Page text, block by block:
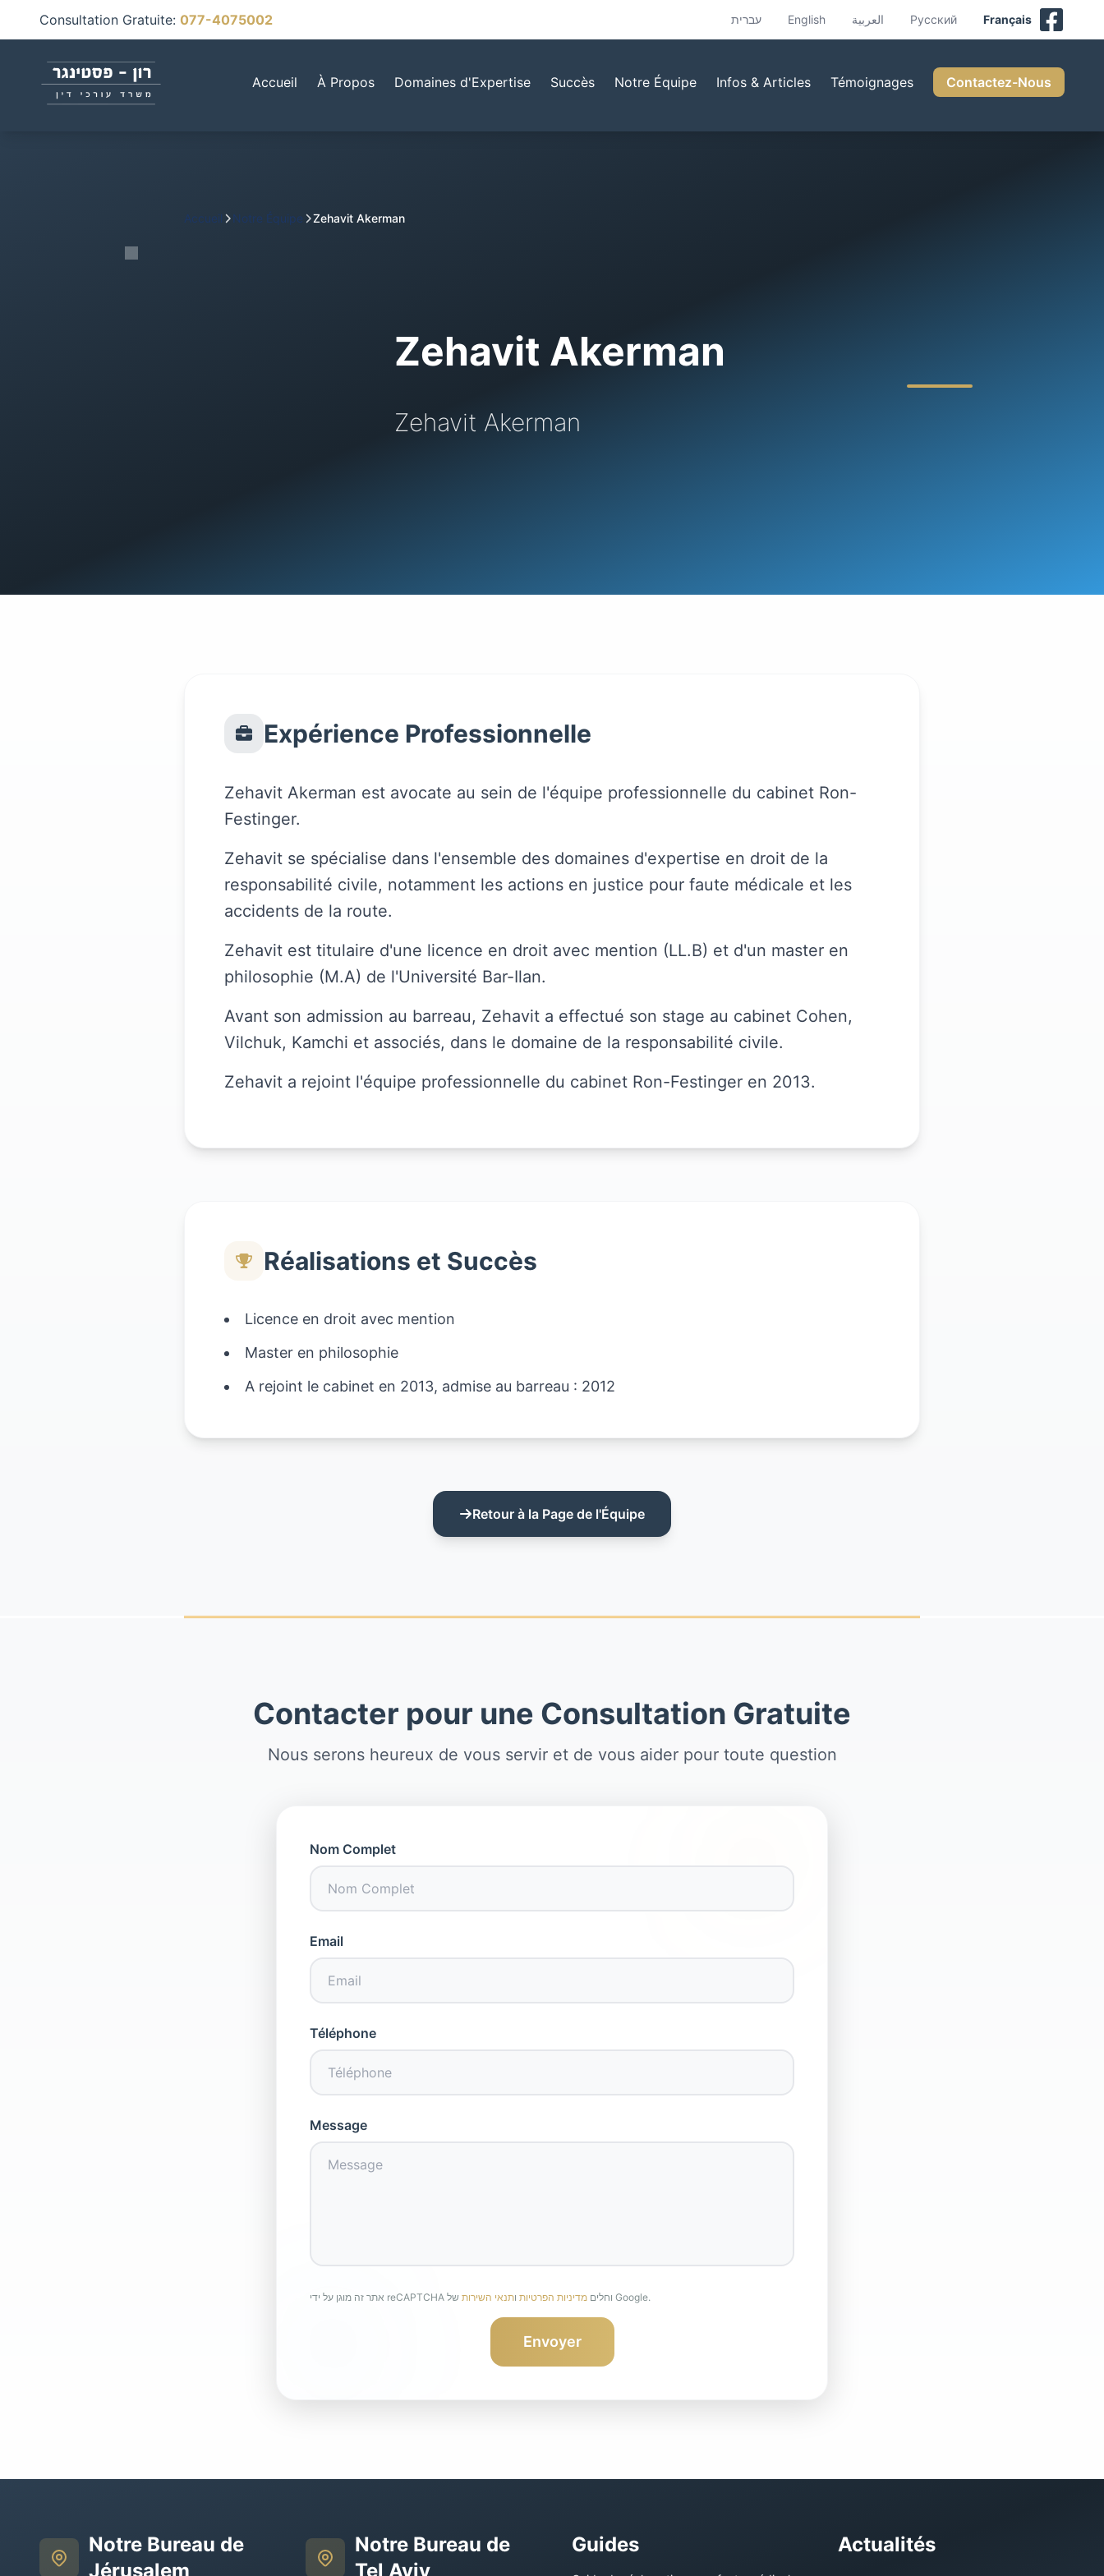
Consultation Gratuite: 077-4075002 עברית English العربية Русский Français
Accueil À Propos Domaines d'Expertise Succès Notre Équipe Infos & Articles Témoignages Contactez-Nous
Accueil Notre Équipe Zehavit Akerman
Zehavit Akerman
Zehavit Akerman
Expérience Professionnelle
Zehavit Akerman est avocate au sein de l'équipe professionnelle du cabinet Ron-
Festinger.
Zehavit se spécialise dans l'ensemble des domaines d'expertise en droit de la
responsabilité civile, notamment les actions en justice pour faute médicale et les
accidents de la route.
Zehavit est titulaire d'une licence en droit avec mention (LL.B) et d'un master en
philosophie (M.A) de l'Université Bar-Ilan.
Avant son admission au barreau, Zehavit a effectué son stage au cabinet Cohen,
Vilchuk, Kamchi et associés, dans le domaine de la responsabilité civile.
Zehavit a rejoint l'équipe professionnelle du cabinet Ron-Festinger en 2013.
Réalisations et Succès
Licence en droit avec mention
Master en philosophie
A rejoint le cabinet en 2013, admise au barreau : 2012
Retour à la Page de l'Équipe
Contacter pour une Consultation Gratuite
Nous serons heureux de vous servir et de vous aider pour toute question
Nom Complet
Email
Téléphone
Message
אתר זה מוגן על ידי reCAPTCHA וחלים מדיניות הפרטיות ותנאי השירות של Google.
Envoyer
Notre Bureau de
Jérusalem
Notre Bureau de
Tel Aviv
Guides Actualités